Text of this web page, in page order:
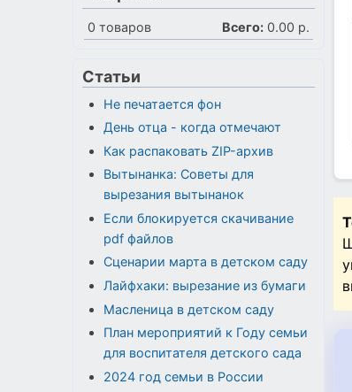
0 товаров Всего: 0.00 р.
Статьи
Не печатается фон
День отца - когда отмечают
Как распаковать ZIP-архив
Вытынанка: Советы для
вырезания вытынанок
Если блокируется скачивание
pdf файлов
Сценарии марта в детском саду
Лайфхаки: вырезание из бумаги
Масленица в детском саду
План мероприятий к Году семьи
для воспитателя детского сада
2024 год семьи в России